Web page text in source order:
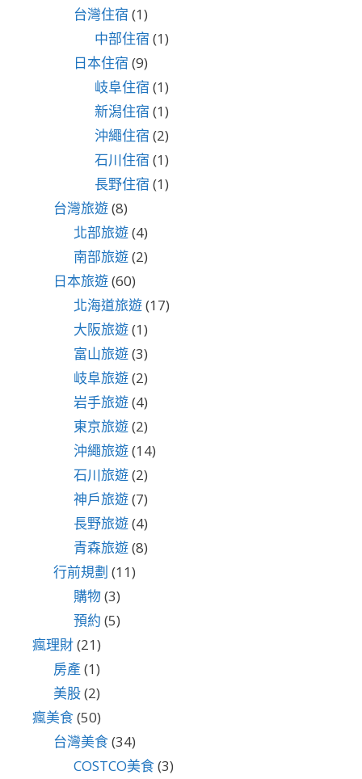
台灣住宿 (1)
中部住宿 (1)
日本住宿 (9)
岐阜住宿 (1)
新潟住宿 (1)
沖繩住宿 (2)
石川住宿 (1)
長野住宿 (1)
台灣旅遊(8)
北部旅遊(4)
南部旅遊(2)
日本旅遊(60)
北海道旅遊(17)
大阪旅遊(1)
富山旅遊(3)
岐阜旅遊(2)
岩手旅遊(4)
東京旅遊(2)
沖繩旅遊(14)
石川旅遊(2)
神戶旅遊(7)
長野旅遊(4)
青森旅遊(8)
行前規劃 (11)
購物(3)
預約 (5)
瘋理財(21)
房產 (1)
美股(2)
瘋美食(50)
台灣美食(34)
COSTCO美食(3)